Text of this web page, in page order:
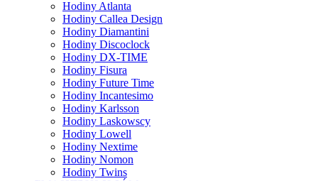
Hodiny Atlanta
Hodiny Callea Design
Hodiny Diamantini
Hodiny Discoclock
Hodiny DX-TIME
Hodiny Fisura
Hodiny Future Time
Hodiny Incantesimo
Hodiny Karlsson
Hodiny Laskowscy
Hodiny Lowell
Hodiny Nextime
Hodiny Nomon
Hodiny Twins